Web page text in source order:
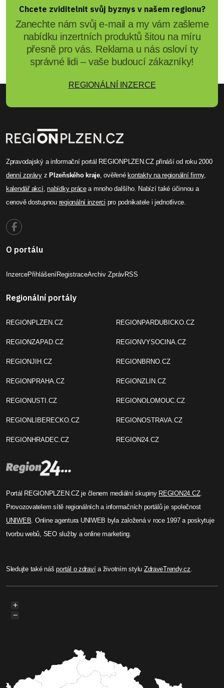
Chcete zviditelnit svůj byznys v našem regionu?
Zanechte nám svůj e-mail a my vám zašleme
nabídku inzertních produktů šitou na míru
přesně pro vás. Reklama u nás osloví ty
správné lidi – vaše budoucí zákazníky!
REGIONÁLNÍ INZERCE
Zpravodajský a informační portál REGIONPLZEN.CZ přináší od roku 2000
denní zprávyz Plzeňského kraje, ověřené kontakty na regionální firmy,
kalendář akcí,nabídky prácea mnoho dalšího. Nabízí také účinnou a
cenově dostupnou regionální inzerci pro podnikatele i jednotlivce.
O portálu
InzercePřihlášeníRegistraceArchiv ZprávRSS
Regionální portály
REGIONPLZEN.CZ
REGIONZAPAD.CZ
REGIONJIH.CZ
REGIONPRAHA.CZ
REGIONUSTI.CZ
REGIONLIBERECKO.CZ
REGIONHRADEC.CZ
REGIONPARDUBICKO.CZ
REGIONVYSOCINA.CZ
REGIONBRNO.CZ
REGIONZLIN.CZ
REGIONOLOMOUC.CZ
REGIONOSTRAVA.CZ
REGION24.CZ
Portál REGIONPLZEN.CZ je členem mediální skupiny REGION24.CZ.
Provozovatelem sítě regionálních a informačních portálů je společnost
UNIWEB. Online agentura UNIWEB byla založená v roce 1997 a poskytuje
tvorbu webů, SEO služby a online marketing.
Sledujte také nášportál o zdravía životním stylu ZdraveTrendy.cz.
+
−